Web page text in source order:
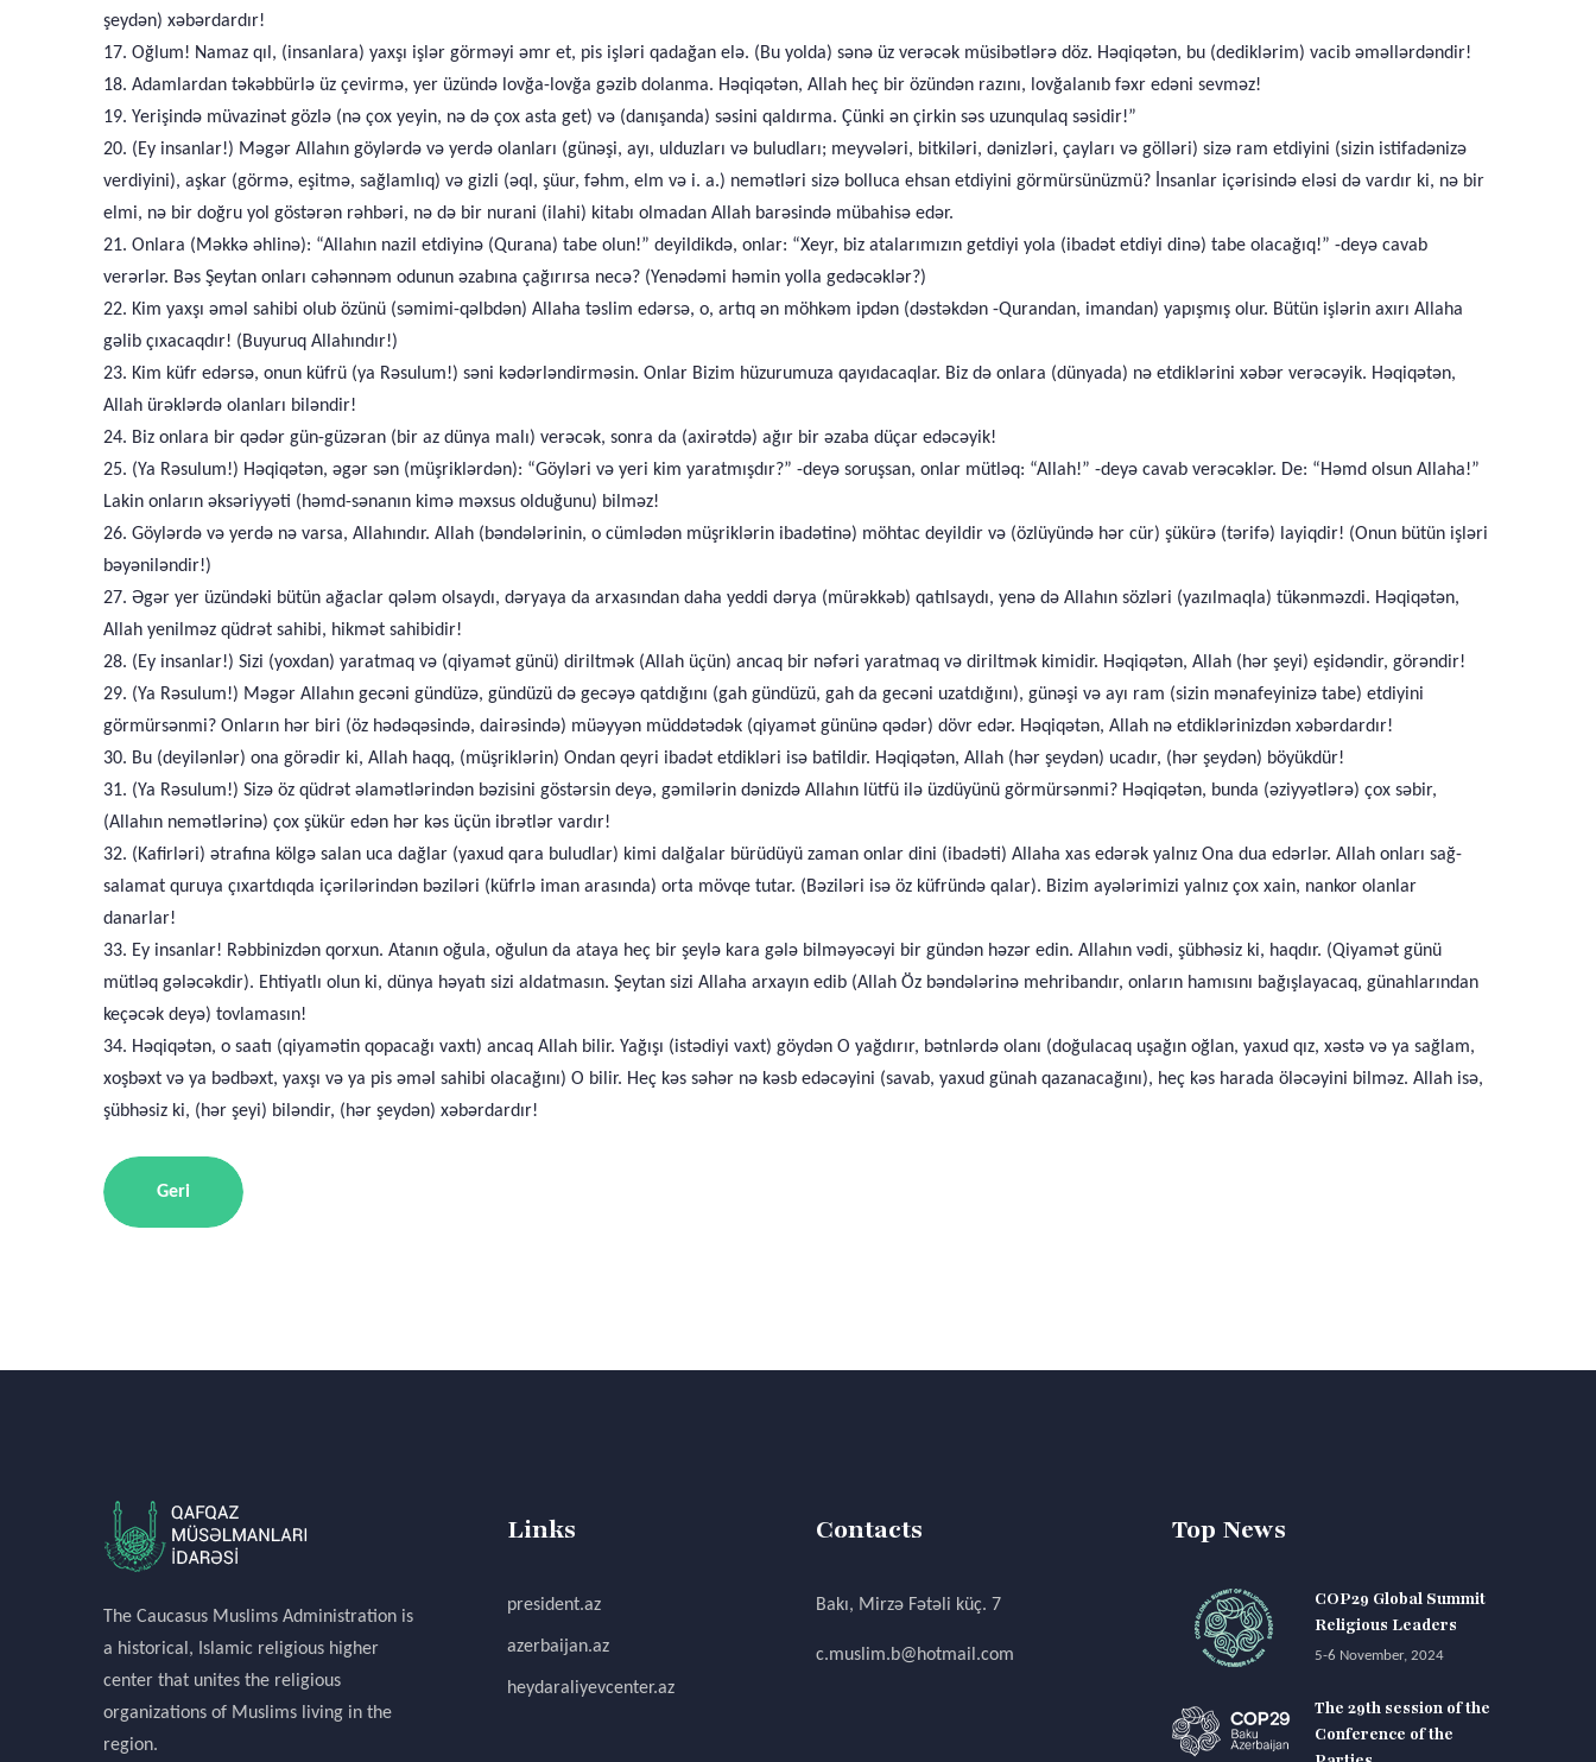
şeydən) xəbərdardır!
17. Oğlum! Namaz qıl, (insanlara) yaxşı işlər görməyi əmr et, pis işləri qadağan elə. (Bu yolda) sənə üz verəcək müsibətlərə döz. Həqiqətən, bu (dediklərim) vacib əməllərdəndir!
18. Adamlardan təkəbbürlə üz çevirmə, yer üzündə lovğa-lovğa gəzib dolanma. Həqiqətən, Allah heç bir özündən razını, lovğalanıb fəxr edəni sevməz!
19. Yerişində müvazinət gözlə (nə çox yeyin, nə də çox asta get) və (danışanda) səsini qaldırma. Çünki ən çirkin səs uzunqulaq səsidir!”
20. (Ey insanlar!) Məgər Allahın göylərdə və yerdə olanları (günəşi, ayı, ulduzları və buludları; meyvələri, bitkiləri, dənizləri, çayları və gölləri) sizə ram etdiyini (sizin istifadənizə
verdiyini), aşkar (görmə, eşitmə, sağlamlıq) və gizli (əql, şüur, fəhm, elm və i. a.) nemətləri sizə bolluca ehsan etdiyini görmürsünüzmü? İnsanlar içərisində eləsi də vardır ki, nə bir
elmi, nə bir doğru yol göstərən rəhbəri, nə də bir nurani (ilahi) kitabı olmadan Allah barəsində mübahisə edər.
21. Onlara (Məkkə əhlinə): “Allahın nazil etdiyinə (Qurana) tabe olun!” deyildikdə, onlar: “Xeyr, biz atalarımızın getdiyi yola (ibadət etdiyi dinə) tabe olacağıq!” -deyə cavab
verərlər. Bəs Şeytan onları cəhənnəm odunun əzabına çağırırsa necə? (Yenədəmi həmin yolla gedəcəklər?)
22. Kim yaxşı əməl sahibi olub özünü (səmimi-qəlbdən) Allaha təslim edərsə, o, artıq ən möhkəm ipdən (dəstəkdən -Qurandan, imandan) yapışmış olur. Bütün işlərin axırı Allaha
gəlib çıxacaqdır! (Buyuruq Allahındır!)
23. Kim küfr edərsə, onun küfrü (ya Rəsulum!) səni kədərləndirməsin. Onlar Bizim hüzurumuza qayıdacaqlar. Biz də onlara (dünyada) nə etdiklərini xəbər verəcəyik. Həqiqətən,
Allah ürəklərdə olanları biləndir!
24. Biz onlara bir qədər gün-güzəran (bir az dünya malı) verəcək, sonra da (axirətdə) ağır bir əzaba düçar edəcəyik!
25. (Ya Rəsulum!) Həqiqətən, əgər sən (müşriklərdən): “Göyləri və yeri kim yaratmışdır?” -deyə soruşsan, onlar mütləq: “Allah!” -deyə cavab verəcəklər. De: “Həmd olsun Allaha!”
Lakin onların əksəriyyəti (həmd-sənanın kimə məxsus olduğunu) bilməz!
26. Göylərdə və yerdə nə varsa, Allahındır. Allah (bəndələrinin, o cümlədən müşriklərin ibadətinə) möhtac deyildir və (özlüyündə hər cür) şükürə (tərifə) layiqdir! (Onun bütün işləri
bəyəniləndir!)
27. Əgər yer üzündəki bütün ağaclar qələm olsaydı, dəryaya da arxasından daha yeddi dərya (mürəkkəb) qatılsaydı, yenə də Allahın sözləri (yazılmaqla) tükənməzdi. Həqiqətən,
Allah yenilməz qüdrət sahibi, hikmət sahibidir!
28. (Ey insanlar!) Sizi (yoxdan) yaratmaq və (qiyamət günü) diriltmək (Allah üçün) ancaq bir nəfəri yaratmaq və diriltmək kimidir. Həqiqətən, Allah (hər şeyi) eşidəndir, görəndir!
29. (Ya Rəsulum!) Məgər Allahın gecəni gündüzə, gündüzü də gecəyə qatdığını (gah gündüzü, gah da gecəni uzatdığını), günəşi və ayı ram (sizin mənafeyinizə tabe) etdiyini
görmürsənmi? Onların hər biri (öz hədəqəsində, dairəsində) müəyyən müddətədək (qiyamət gününə qədər) dövr edər. Həqiqətən, Allah nə etdiklərinizdən xəbərdardır!
30. Bu (deyilənlər) ona görədir ki, Allah haqq, (müşriklərin) Ondan qeyri ibadət etdikləri isə batildir. Həqiqətən, Allah (hər şeydən) ucadır, (hər şeydən) böyükdür!
31. (Ya Rəsulum!) Sizə öz qüdrət əlamətlərindən bəzisini göstərsin deyə, gəmilərin dənizdə Allahın lütfü ilə üzdüyünü görmürsənmi? Həqiqətən, bunda (əziyyətlərə) çox səbir,
(Allahın nemətlərinə) çox şükür edən hər kəs üçün ibrətlər vardır!
32. (Kafirləri) ətrafına kölgə salan uca dağlar (yaxud qara buludlar) kimi dalğalar bürüdüyü zaman onlar dini (ibadəti) Allaha xas edərək yalnız Ona dua edərlər. Allah onları sağ-
salamat quruya çıxartdıqda içərilərindən bəziləri (küfrlə iman arasında) orta mövqe tutar. (Bəziləri isə öz küfründə qalar). Bizim ayələrimizi yalnız çox xain, nankor olanlar
danarlar!
33. Ey insanlar! Rəbbinizdən qorxun. Atanın oğula, oğulun da ataya heç bir şeylə kara gələ bilməyəcəyi bir gündən həzər edin. Allahın vədi, şübhəsiz ki, haqdır. (Qiyamət günü
mütləq gələcəkdir). Ehtiyatlı olun ki, dünya həyatı sizi aldatmasın. Şeytan sizi Allaha arxayın edib (Allah Öz bəndələrinə mehribandır, onların hamısını bağışlayacaq, günahlarından
keçəcək deyə) tovlamasın!
34. Həqiqətən, o saatı (qiyamətin qopacağı vaxtı) ancaq Allah bilir. Yağışı (istədiyi vaxt) göydən O yağdırır, bətnlərdə olanı (doğulacaq uşağın oğlan, yaxud qız, xəstə və ya sağlam,
xoşbəxt və ya bədbəxt, yaxşı və ya pis əməl sahibi olacağını) O bilir. Heç kəs səhər nə kəsb edəcəyini (savab, yaxud günah qazanacağını), heç kəs harada öləcəyini bilməz. Allah isə,
şübhəsiz ki, (hər şeyi) biləndir, (hər şeydən) xəbərdardır!
Geri
The Caucasus Muslims Administration is
a historical, Islamic religious higher
center that unites the religious
organizations of Muslims living in the
region.
Links
president.az
azerbaijan.az
heydaraliyevcenter.az
Contacts
Bakı, Mirzə Fətəli küç. 7
c.muslim.b@hotmail.com
Top News
COP29 Global Summit
Religious Leaders
5-6 November, 2024
The 29th session of the
Conference of the